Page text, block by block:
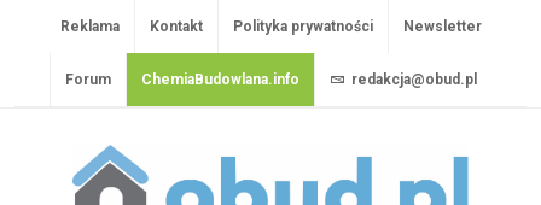
Reklama Kontakt Polityka prywatności Newsletter
Forum ChemiaBudowlana.info redakcja@obud.pl